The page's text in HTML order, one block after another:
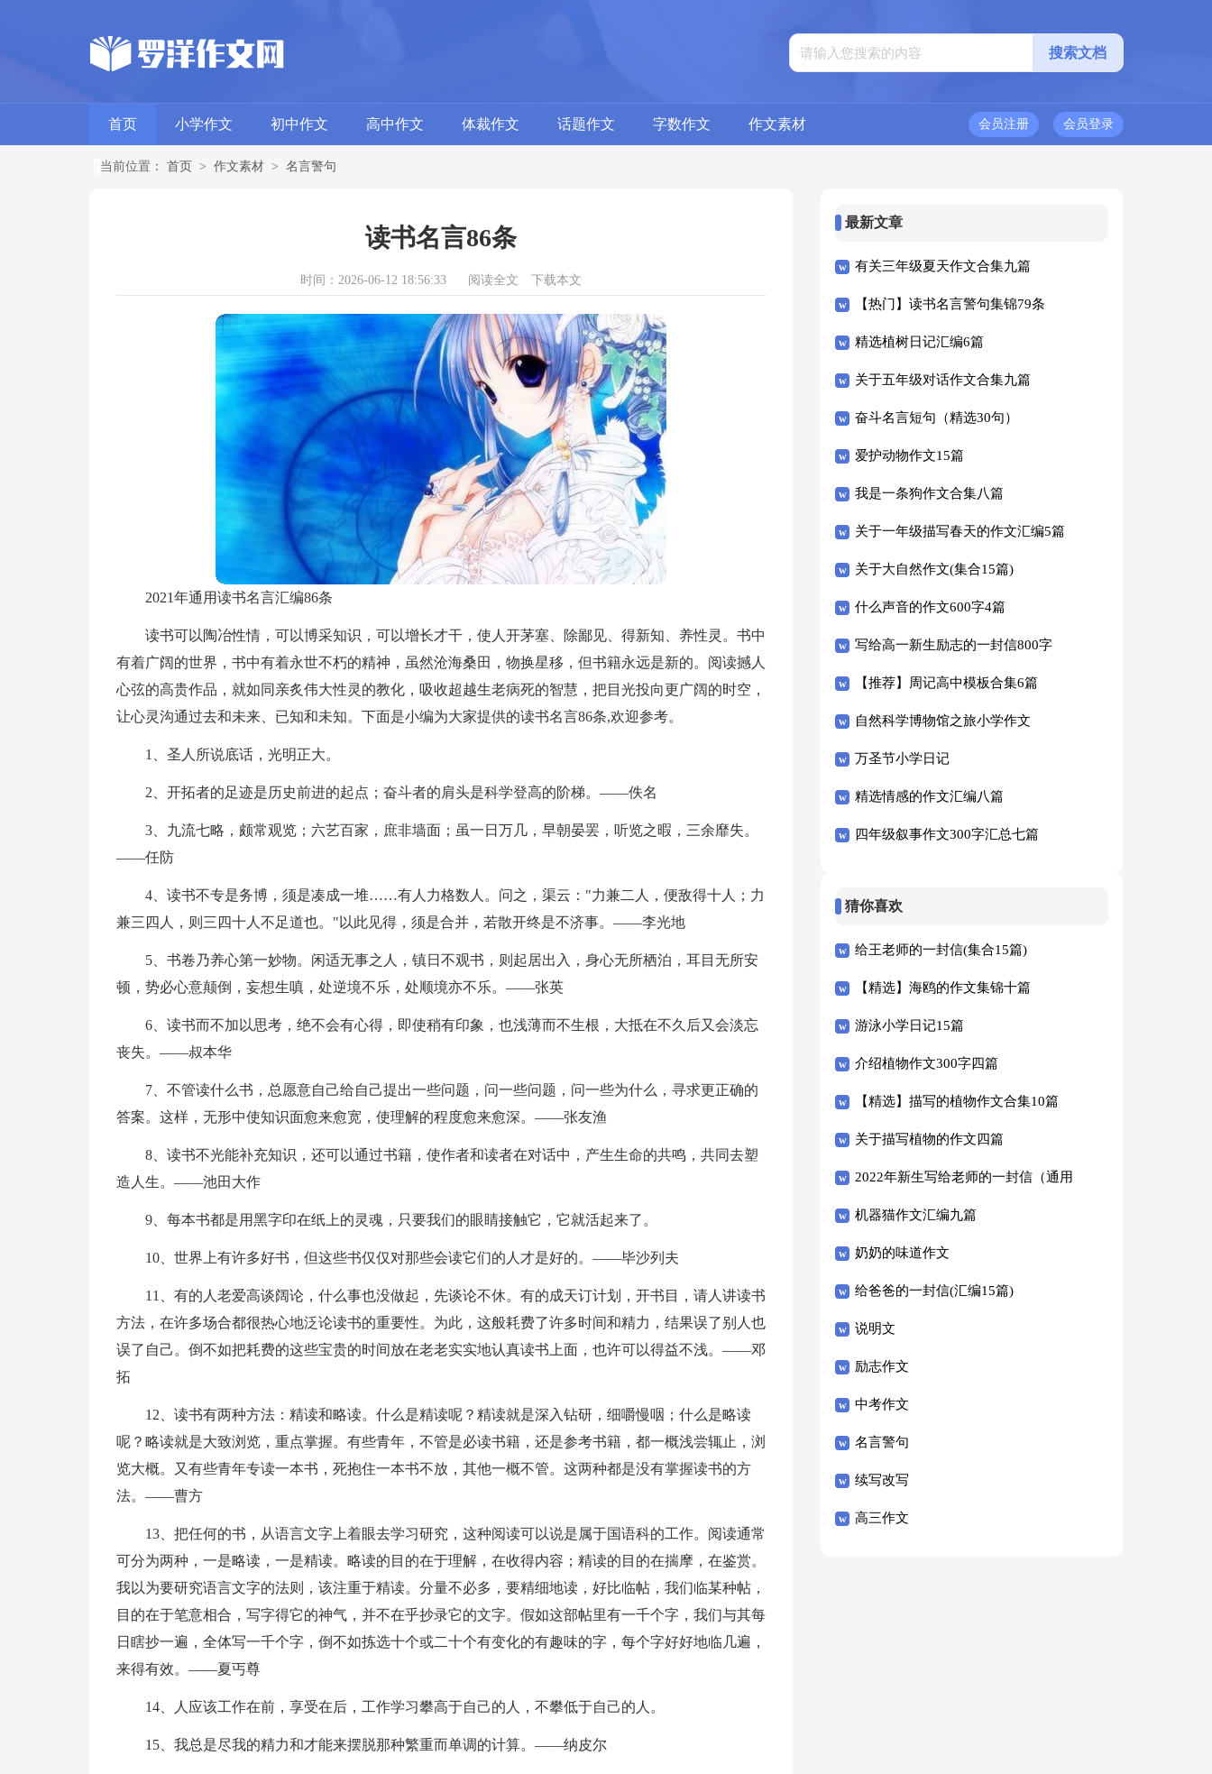
首页 小学作文 初中作文 高中作文 体裁作文 话题作文 字数作文 作文素材 会员登录
会员注册
当前位置： 首页 > 作文素材 > 名言警句
读书名言86条
时间：2026-06-12 18:56:33 阅读全文 下载本文
2021年通用读书名言汇编86条
读书可以陶冶性情，可以博采知识，可以增长才干，使人开茅塞、除鄙见、得新知、养性灵。书中
有着广阔的世界，书中有着永世不朽的精神，虽然沧海桑田，物换星移，但书籍永远是新的。阅读撼人
心弦的高贵作品，就如同亲炙伟大性灵的教化，吸收超越生老病死的智慧，把目光投向更广阔的时空，
让心灵沟通过去和未来、已知和未知。下面是小编为大家提供的读书名言86条,欢迎参考。
1、圣人所说底话，光明正大。
2、开拓者的足迹是历史前进的起点；奋斗者的肩头是科学登高的阶梯。——佚名
3、九流七略，颇常观览；六艺百家，庶非墙面；虽一日万几，早朝晏罢，听览之暇，三余靡失。
——任防
4、读书不专是务博，须是凑成一堆……有人力格数人。问之，渠云："力兼二人，便敌得十人；力
兼三四人，则三四十人不足道也。"以此见得，须是合并，若散开终是不济事。——李光地
5、书卷乃养心第一妙物。闲适无事之人，镇日不观书，则起居出入，身心无所栖泊，耳目无所安
顿，势必心意颠倒，妄想生嗔，处逆境不乐，处顺境亦不乐。——张英
6、读书而不加以思考，绝不会有心得，即使稍有印象，也浅薄而不生根，大抵在不久后又会淡忘
丧失。——叔本华
7、不管读什么书，总愿意自己给自己提出一些问题，问一些问题，问一些为什么，寻求更正确的
答案。这样，无形中使知识面愈来愈宽，使理解的程度愈来愈深。——张友渔
8、读书不光能补充知识，还可以通过书籍，使作者和读者在对话中，产生生命的共鸣，共同去塑
造人生。——池田大作
9、每本书都是用黑字印在纸上的灵魂，只要我们的眼睛接触它，它就活起来了。
10、世界上有许多好书，但这些书仅仅对那些会读它们的人才是好的。——毕沙列夫
11、有的人老爱高谈阔论，什么事也没做起，先谈论不休。有的成天订计划，开书目，请人讲读书
方法，在许多场合都很热心地泛论读书的重要性。为此，这般耗费了许多时间和精力，结果误了别人也
误了自己。倒不如把耗费的这些宝贵的时间放在老老实实地认真读书上面，也许可以得益不浅。——邓
拓
12、读书有两种方法：精读和略读。什么是精读呢？精读就是深入钻研，细嚼慢咽；什么是略读
呢？略读就是大致浏览，重点掌握。有些青年，不管是必读书籍，还是参考书籍，都一概浅尝辄止，浏
览大概。又有些青年专读一本书，死抱住一本书不放，其他一概不管。这两种都是没有掌握读书的方
法。——曹方
13、把任何的书，从语言文字上着眼去学习研究，这种阅读可以说是属于国语科的工作。阅读通常
可分为两种，一是略读，一是精读。略读的目的在于理解，在收得内容；精读的目的在揣摩，在鉴赏。
我以为要研究语言文字的法则，该注重于精读。分量不必多，要精细地读，好比临帖，我们临某种帖，
目的在于笔意相合，写字得它的神气，并不在乎抄录它的文字。假如这部帖里有一千个字，我们与其每
日瞎抄一遍，全体写一千个字，倒不如拣选十个或二十个有变化的有趣味的字，每个字好好地临几遍，
来得有效。——夏丐尊
14、人应该工作在前，享受在后，工作学习攀高于自己的人，不攀低于自己的人。
15、我总是尽我的精力和才能来摆脱那种繁重而单调的计算。——纳皮尔
最新文章
有关三年级夏天作文合集九篇
【热门】读书名言警句集锦79条
精选植树日记汇编6篇
关于五年级对话作文合集九篇
奋斗名言短句（精选30句）
爱护动物作文15篇
我是一条狗作文合集八篇
关于一年级描写春天的作文汇编5篇
关于大自然作文(集合15篇)
什么声音的作文600字4篇
写给高一新生励志的一封信800字
（精选5篇）
【推荐】周记高中模板合集6篇
自然科学博物馆之旅小学作文
万圣节小学日记
精选情感的作文汇编八篇
四年级叙事作文300字汇总七篇
猜你喜欢
给王老师的一封信(集合15篇)
【精选】海鸥的作文集锦十篇
游泳小学日记15篇
介绍植物作文300字四篇
【精选】描写的植物作文合集10篇
关于描写植物的作文四篇
2022年新生写给老师的一封信（通用
8篇）
机器猫作文汇编九篇
奶奶的味道作文
给爸爸的一封信(汇编15篇)
说明文
励志作文
中考作文
名言警句
续写改写
高三作文